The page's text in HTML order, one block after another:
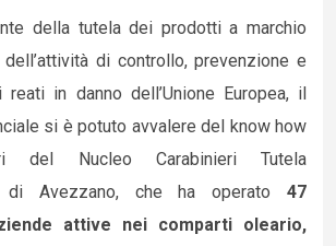
della tutela dei prodotti a marchio
di controllo, prevenzione e
in danno dell’Unione Europea, il
si è potuto avvalere del know how
del Nucleo Carabinieri Tutela
di Avezzano, che ha operato 47
attive nei comparti oleario,